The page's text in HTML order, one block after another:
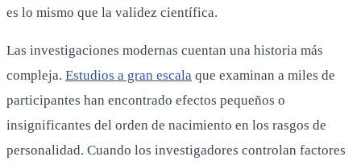
es lo mismo que la validez científica.
Las investigaciones modernas cuentan una historia más
compleja. Estudios a gran escala que examinan a miles de
participantes han encontrado efectos pequeños o
insignificantes del orden de nacimiento en los rasgos de
personalidad. Cuando los investigadores controlan factores